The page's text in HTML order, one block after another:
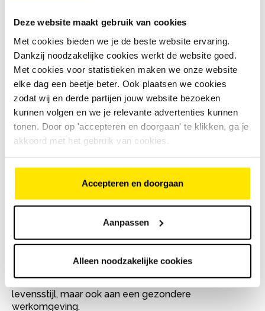
Deze website maakt gebruik van cookies
Met cookies bieden we je de beste website ervaring.
Dankzij noodzakelijke cookies werkt de website goed.
Met cookies voor statistieken maken we onze website
elke dag een beetje beter. Ook plaatsen we cookies
zodat wij en derde partijen jouw website bezoeken
kunnen volgen en we je relevante advertenties kunnen
tonen. Door op 'accepteren en doorgaan' te klikken, ga je
akkoord met het gebruik van cookies.
Accepteren en doorgaan
Aanpassen
Alleen noodzakelijke cookies
goed werkgeverschap en wordt beschouwd als een
van de meest gewaardeerde arbeidsvoorwaarden.
Door deze faciliteit kosteloos aan te bieden, toont
een werkgever niet alleen betrokkenheid bij het
welzijn van zijn werknemers, maar ook een visie op
duurzame mobiliteit. Onderzoeken tonen aan dat 83%
van de werkgevers erkent dat het behouden van
personeel van cruciaal belang is voor de toekomstige
groei en stabiliteit van hun bedrijf.
Gezondheid en Welzijn van
Werknemers:
reductie van CO2-uitstoot. Onderzoek van TNO heeft
aangetoond dat werknemers die regelmatig fietsen
hun niet-fietsende collega's. Hoe vaker en hoe verder
de afstand die wordt afgelegd, des te lager het
ziekteverzuim. Het stimuleren van fietsen naar het
werk kan dus niet alleen bijdragen aan een gezondere
levensstijl, maar ook aan een gezondere
werkomgeving.